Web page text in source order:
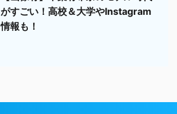
がすごい！高校＆大学やInstagram
情報も！